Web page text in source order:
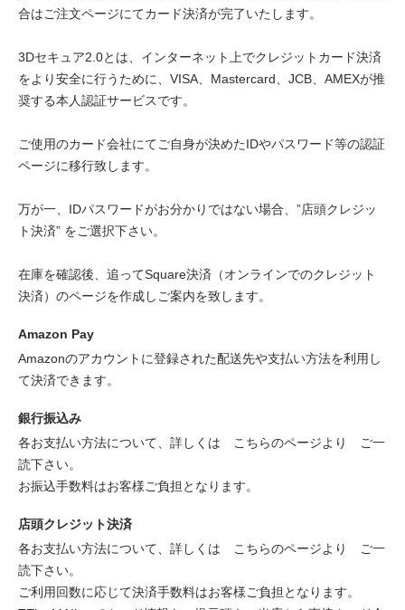
合はご注文ページにてカード決済が完了いたします。
3Dセキュア2.0とは、インターネット上でクレジットカード決済
をより安全に行うために、VISA、Mastercard、JCB、AMEXが推
奨する本人認証サービスです。
ご使用のカード会社にてご自身が決めたIDやパスワード等の認証
ページに移行致します。
万が一、IDパスワードがお分かりではない場合、”店頭クレジッ
ト決済” をご選択下さい。
在庫を確認後、追ってSquare決済（オンラインでのクレジット
決済）のページを作成しご案内を致します。
Amazon Pay
Amazonのアカウントに登録された配送先や支払い方法を利用し
て決済できます。
銀行振込み
各お支払い方法について、詳しくは
こちらのページより
ご一
読下さい。
お振込手数料はお客様ご負担となります。
店頭クレジット決済
各お支払い方法について、詳しくは
こちらのページより
ご一
読下さい。
ご利用回数に応じて決済手数料はお客様ご負担となります。